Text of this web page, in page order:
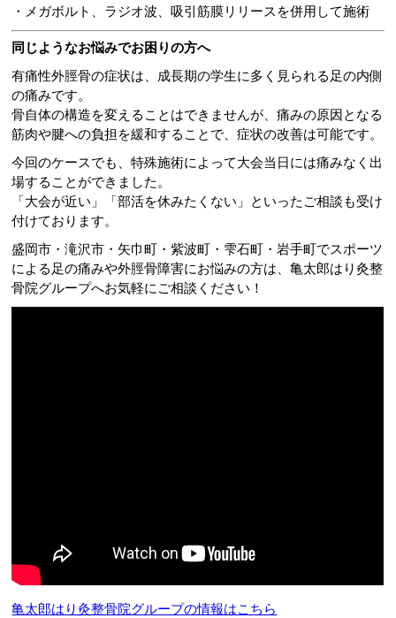
・メガボルト、ラジオ波、吸引筋膜リリースを併用して施術
同じようなお悩みでお困りの方へ
有痛性外脛骨の症状は、成長期の学生に多く見られる足の内側
の痛みです。
骨自体の構造を変えることはできませんが、痛みの原因となる
筋肉や腱への負担を緩和することで、症状の改善は可能です。
今回のケースでも、特殊施術によって大会当日には痛みなく出
場することができました。
「大会が近い」「部活を休みたくない」といったご相談も受け
付けております。
盛岡市・滝沢市・矢巾町・紫波町・雫石町・岩手町でスポーツ
による足の痛みや外脛骨障害にお悩みの方は、亀太郎はり灸整
骨院グループへお気軽にご相談ください！
亀太郎はり灸整骨院グループの情報はこちら